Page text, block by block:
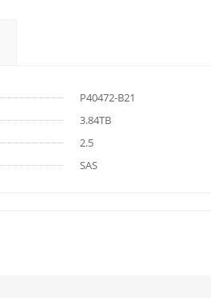
P40472-B21
3.84TB
2.5
SAS